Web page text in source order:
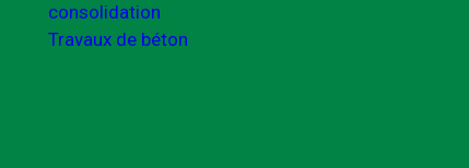
consolidation
Travaux de béton